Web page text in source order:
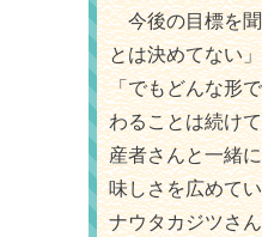
今後の目標を
とは決めてない
「でもどんな形
わることは続け
産者さんと一緒
味しさを広めて
ナウタカジツさ